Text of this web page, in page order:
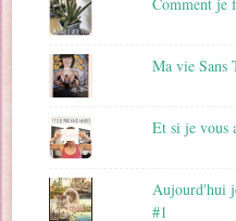
Ma vie Sans
Et si je vous
Aujourd'hui
#1